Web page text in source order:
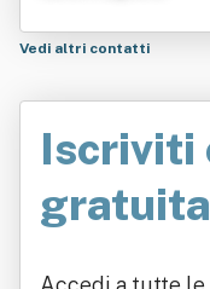
Vedi altri contatti
Iscriviti